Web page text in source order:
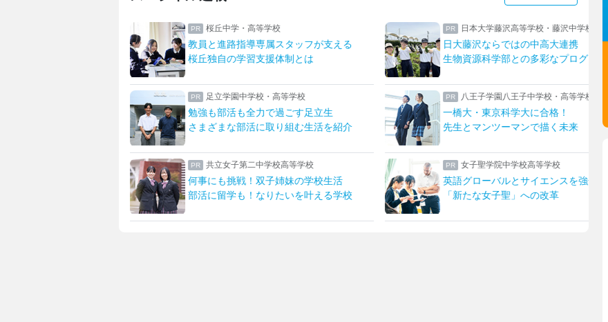
教員と進路指導専属スタッフが支える
桜丘独自の学習支援体制とは
足立学園中学校・高等学校
勉強も部活も全力で過ごす足立生
さまざまな部活に取り組む生活を紹介
共立女子第二中学校高等学校
何事にも挑戦！双子姉妹の学校生活
部活に留学も！なりたいを叶える学校
日本大学藤沢高等学校・藤沢中学校
日大藤沢ならではの中高大連携
生物資源科学部との多彩なプログラム
八王子学園八王子中学校・高等学校
一橋大・東京科学大に合格！
先生とマンツーマンで描く未来
女子聖学院中学校高等学校
英語グローバルとサイエンスを強化！
「新たな女子聖」への改革
上野学園
ハープやフ
上野ならで
瀧野川女
生成AIを“ア
発想を形に
東京家政
新校長に就